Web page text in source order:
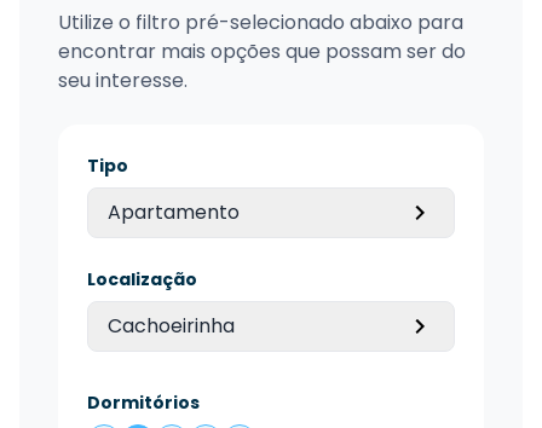
Utilize o filtro pré-selecionado abaixo para
encontrar mais opções que possam ser do
seu interesse.
Tipo
Apartamento
Localização
Cachoeirinha
Dormitórios